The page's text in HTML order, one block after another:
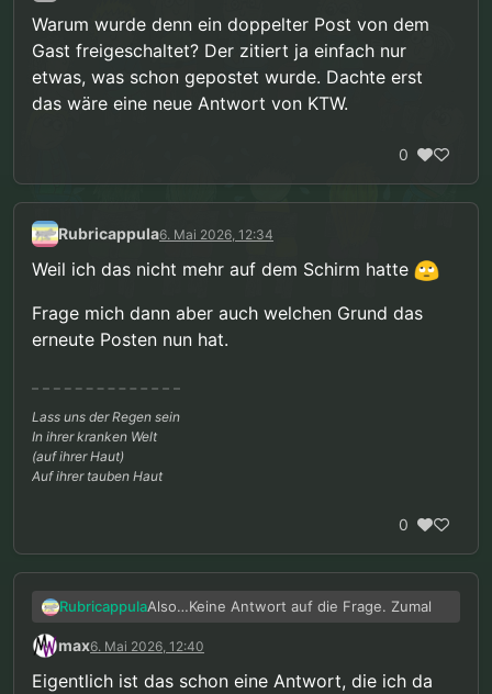
Warum wurde denn ein doppelter Post von dem
Gast freigeschaltet? Der zitiert ja einfach nur
etwas, was schon gepostet wurde. Dachte erst
das wäre eine neue Antwort von KTW.
0
Rubricappula6. Mai 2026, 12:34
Weil ich das nicht mehr auf dem Schirm hatte
Frage mich dann aber auch welchen Grund das
erneute Posten nun hat.
Lass uns der Regen sein
In ihrer kranken Welt
(auf ihrer Haut)
Auf ihrer tauben Haut
0
RubricappulaAlso…Keine Antwort auf die Frage. Zumal
@Gast sagte in
max6. Mai 2026, 12:40
Eigentlich ist das schon eine Antwort, die ich da